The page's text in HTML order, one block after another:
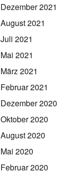
Dezember 2021
August 2021
Juli 2021
Mai 2021
März 2021
Februar 2021
Dezember 2020
Oktober 2020
August 2020
Mai 2020
Februar 2020